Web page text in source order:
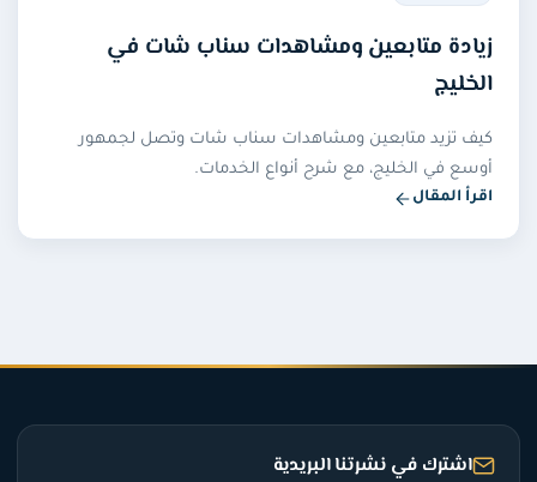
زيادة متابعين ومشاهدات سناب شات في
الخليج
كيف تزيد متابعين ومشاهدات سناب شات وتصل لجمهور
أوسع في الخليج، مع شرح أنواع الخدمات.
اقرأ المقال
— زيادة متابعين ومشاهدات سناب شات في الخليج
اشترك في نشرتنا البريدية